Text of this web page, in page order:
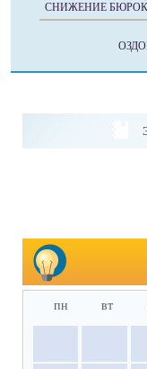
СНИЖЕНИЕ
пн вт